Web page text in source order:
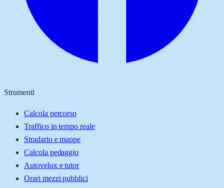
Strumenti
Calcola percorso
Traffico in tempo reale
Stradario e mappe
Calcola pedaggio
Autovelox e tutor
Orari mezzi pubblici